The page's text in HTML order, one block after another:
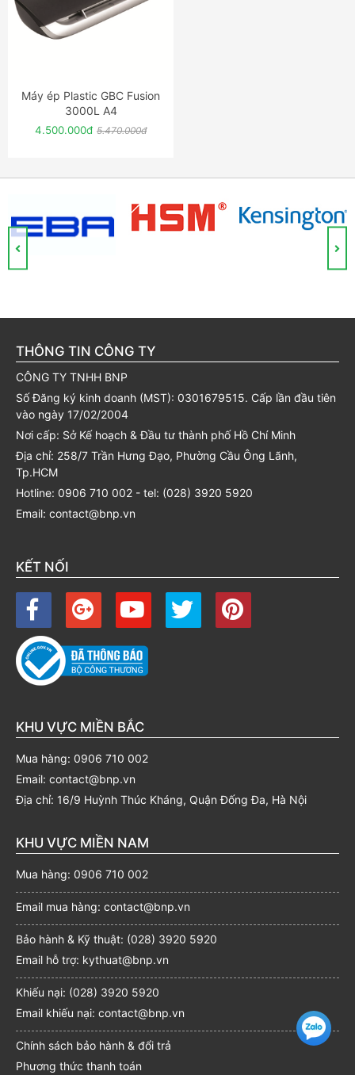
ĐẶT NGAY
Máy ép Plastic GBC Fusion
3000L A4
4.500.000đ 5.470.000đ
THÔNG TIN CÔNG TY
CÔNG TY TNHH BNP
Số Đăng ký kinh doanh (MST): 0301679515. Cấp lần đầu tiên
vào ngày 17/02/2004
Nơi cấp: Sở Kế hoạch & Đầu tư thành phố Hồ Chí Minh
Địa chỉ: 258/7 Trần Hưng Đạo, Phường Cầu Ông Lãnh,
Tp.HCM
Hotline: 0906 710 002 - tel: (028) 3920 5920
Email: contact@bnp.vn
KẾT NỐI
KHU VỰC MIỀN BẮC
Mua hàng: 0906 710 002
Email: contact@bnp.vn
Địa chỉ: 16/9 Huỳnh Thúc Kháng, Quận Đống Đa, Hà Nội
KHU VỰC MIỀN NAM
Mua hàng: 0906 710 002
Email mua hàng: contact@bnp.vn
Bảo hành & Kỹ thuật: (028) 3920 5920
Email hỗ trợ: kythuat@bnp.vn
Khiếu nại: (028) 3920 5920
Email khiếu nại: contact@bnp.vn
Chính sách bảo hành & đổi trả
Phương thức thanh toán